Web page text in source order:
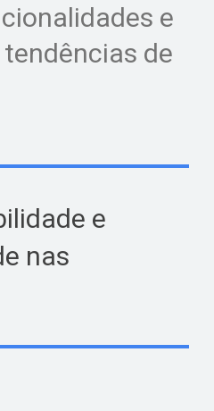
e
de
e
nas